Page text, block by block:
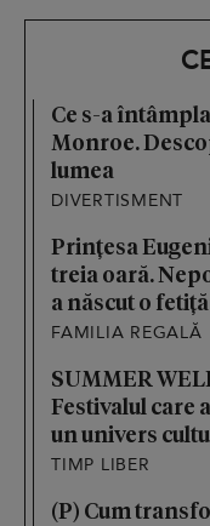
Ce s-a
Monroe.
lumea
DIVERTISMENT
Prințesa
treia oară.
a născut o
FAMILIA REGALĂ
SUMMER
Festivalul care
un univers
TIMP LIBER
(P) Cum